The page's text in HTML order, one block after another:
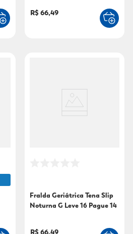
R$ 66,49
Fralda Geriátrica Tena Slip
Noturna G Leve 16 Pague 14
R$ 66,49